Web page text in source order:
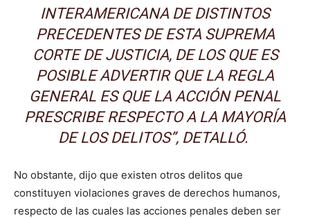
INTERAMERICANA DE DISTINTOS
PRECEDENTES DE ESTA SUPREMA
CORTE DE JUSTICIA, DE LOS QUE ES
POSIBLE ADVERTIR QUE LA REGLA
GENERAL ES QUE LA ACCIÓN PENAL
PRESCRIBE RESPECTO A LA MAYORÍA
DE LOS DELITOS”, DETALLÓ.
No obstante, dijo que existen otros delitos que
constituyen violaciones graves de derechos humanos,
respecto de las cuales las acciones penales deben ser